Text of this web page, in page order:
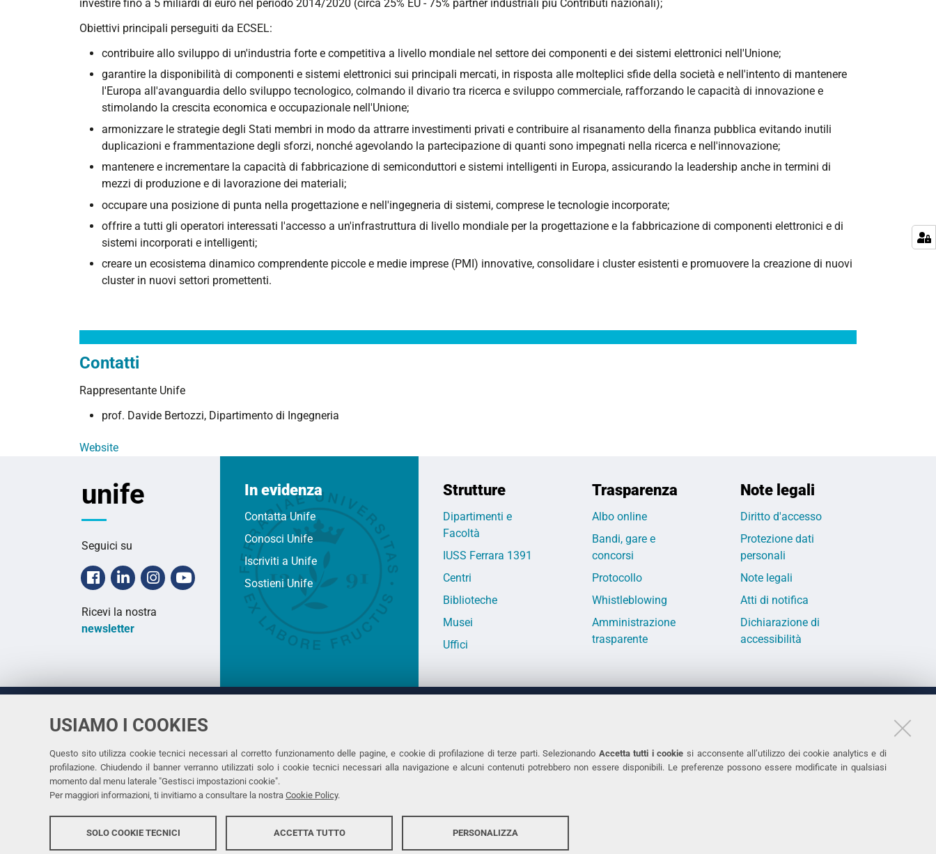
USIAMO I COOKIES
Questo sito utilizza cookie tecnici necessari al corretto funzionamento delle pagine, e cookie di profilazione di terze parti. Selezionando Accetta tutti i cookie si acconsente all’utilizzo dei cookie analytics e di
profilazione. Chiudendo il banner verranno utilizzati solo i cookie tecnici necessari alla navigazione e alcuni contenuti potrebbero non essere disponibili. Le preferenze possono essere modificate in qualsiasi
momento dal menu laterale "Gestisci impostazioni cookie".
Per maggiori informazioni, ti invitiamo a consultare la nostra Cookie Policy.
SOLO COOKIE TECNICI ACCETTA TUTTO PERSONALIZZA
investire fino a 5 miliardi di euro nel periodo 2014/2020 (circa 25% EU - 75% partner industriali più Contributi nazionali);
Obiettivi principali perseguiti da ECSEL:
contribuire allo sviluppo di un'industria forte e competitiva a livello mondiale nel settore dei componenti e dei sistemi elettronici nell'Unione;
garantire la disponibilità di componenti e sistemi elettronici sui principali mercati, in risposta alle molteplici sfide della società e nell'intento di mantenere
l'Europa all'avanguardia dello sviluppo tecnologico, colmando il divario tra ricerca e sviluppo commerciale, rafforzando le capacità di innovazione e
stimolando la crescita economica e occupazionale nell'Unione;
armonizzare le strategie degli Stati membri in modo da attrarre investimenti privati e contribuire al risanamento della finanza pubblica evitando inutili
duplicazioni e frammentazione degli sforzi, nonché agevolando la partecipazione di quanti sono impegnati nella ricerca e nell'innovazione;
mantenere e incrementare la capacità di fabbricazione di semiconduttori e sistemi intelligenti in Europa, assicurando la leadership anche in termini di
mezzi di produzione e di lavorazione dei materiali;
occupare una posizione di punta nella progettazione e nell'ingegneria di sistemi, comprese le tecnologie incorporate;
offrire a tutti gli operatori interessati l'accesso a un'infrastruttura di livello mondiale per la progettazione e la fabbricazione di componenti elettronici e di
sistemi incorporati e intelligenti;
creare un ecosistema dinamico comprendente piccole e medie imprese (PMI) innovative, consolidare i cluster esistenti e promuovere la creazione di nuovi
cluster in nuovi settori promettenti.
Contatti
Rappresentante Unife
prof. Davide Bertozzi, Dipartimento di Ingegneria
Website
unife
Seguici su
Facebook
LinkedinInstagramYoutube
Ricevi la nostra
newsletter
In evidenza
Contatta Unife
Conosci Unife
Iscriviti a Unife
Sostieni Unife
Strutture
Dipartimenti e
Facoltà
IUSS Ferrara 1391
Centri
Biblioteche
Musei
Uffici
Trasparenza
Albo online
Bandi, gare e
concorsi
Protocollo
Whistleblowing
Amministrazione
trasparente
Note legali
Diritto d'accesso
Protezione dati
personali
Note legali
Atti di notifica
Dichiarazione di
accessibilità
Università
di Ferrara
Rettrice: Prof.ssa Laura Ramaciotti
via Ludovico Ariosto, 35 - 44121 Ferrara
C.F. 80007370382 - P.IVA 00434690384
Tel. +39 0532 293111
Fax. +39 0532 293031
Accessibilità
Protezione dati personali